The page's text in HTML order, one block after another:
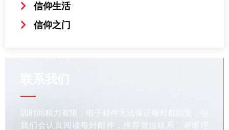
信仰生活
信仰之门
因时间精力有限，电子邮件无法保证每封都回复，但
我们会认真阅读每封邮件，推荐微信联系，谢谢理